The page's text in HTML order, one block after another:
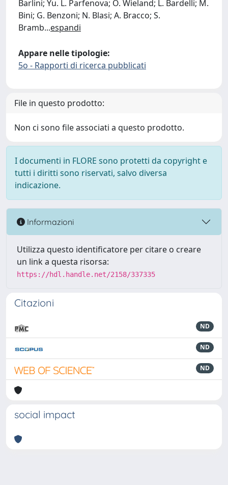
Barlini; Yu. L. Parfenova; O. Wieland; L. Bardelli; M.
Bini; G. Benzoni; N. Blasi; A. Bracco; S.
Bramb...espandi
Appare nelle tipologie:
5o - Rapporti di ricerca pubblicati
File in questo prodotto:
Non ci sono file associati a questo prodotto.
I documenti in FLORE sono protetti da copyright e
tutti i diritti sono riservati, salvo diversa
indicazione.
Informazioni
Utilizza questo identificatore per citare o creare
un link a questa risorsa:
https://hdl.handle.net/2158/337335
Citazioni
ND
ND
ND
social impact